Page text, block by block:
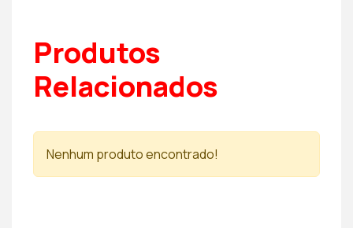
Produtos
Relacionados
Nenhum produto encontrado!